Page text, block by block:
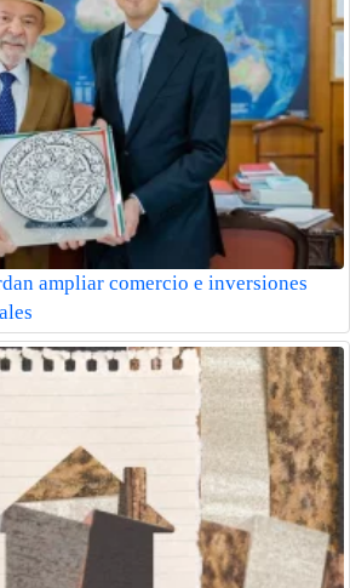
ampliar comercio e inversiones